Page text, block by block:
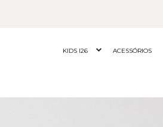
KIDS I26 ACESSÓRIOS